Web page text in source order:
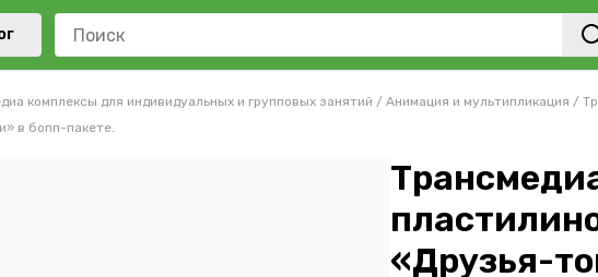
комплексы для индивидуальных и групповых занятий / Анимация и мультипликация /
в бопп-пакете.
«Друзья-